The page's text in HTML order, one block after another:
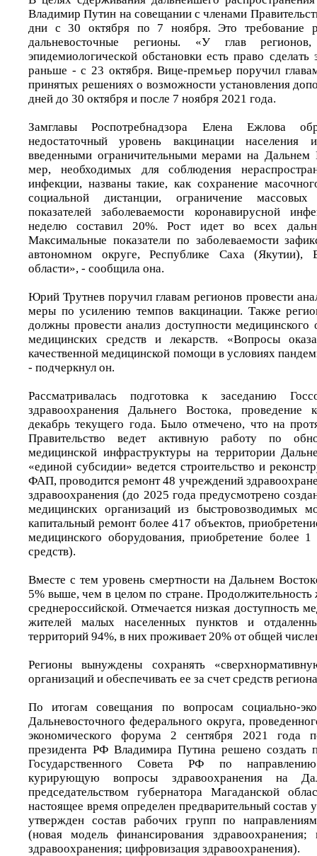
Владимир Путин на совещании с членами
дни с 30 октября по 7 ноября. Это требование
дальневосточные регионы. «У глав
эпидемиологической обстановки есть право
раньше - с 23 октября. Вице-премьер поручил
принятых решениях о возможности установления
дней до 30 октября и после 7 ноября 2021 года.
Замглавы Роспотребнадзора Елена Ежлова
недостаточный уровень вакцинации
введенными ограничительными мерами на
мер, необходимых для соблюдения
инфекции, названы такие, как сохранение
социальной дистанции, ограничение
показателей заболеваемости коронавирусной
неделю составил 20%. Рост идет во всех
Максимальные показатели по заболеваемости
автономном округе, Республике Саха (Якутии),
области», - сообщила она.
Юрий Трутнев поручил главам регионов провести
меры по усилению темпов вакцинации. Также
должны провести анализ доступности медицинского
медицинских средств и лекарств. «Вопросы
качественной медицинской помощи в условиях
- подчеркнул он.
Рассматривалась подготовка к заседанию
здравоохранения Дальнего Востока, проведение
декабрь текущего года. Было отмечено, что на
Правительство ведет активную работу по
медицинской инфраструктуры на территории
«единой субсидии» ведется строительство и
ФАП, проводится ремонт 48 учреждений
здравоохранения (до 2025 года предусмотрено
медицинских организаций из быстровозводимых
капитальный ремонт более 417 объектов,
медицинского оборудования, приобретение более 1
средств).
Вместе с тем уровень смертности на Дальнем
5% выше, чем в целом по стране.
среднероссийской. Отмечается низкая доступность
жителей малых населенных пунктов и
территорий 94%, в них проживает 20% от общей
Регионы вынуждены сохранять
организаций и обеспечивать ее за счет средств
По итогам совещания по вопросам социально-
Дальневосточного федерального округа,
экономического форума 2 сентября 2021 года
президента РФ Владимира Путина решено создать
Государственного Совета РФ по направлению
курирующую вопросы здравоохранения на
председательством губернатора Магаданской
настоящее время определен предварительный состав
утвержден состав рабочих групп по
(новая модель финансирования здравоохранения;
здравоохранения; цифровизация здравоохранения).